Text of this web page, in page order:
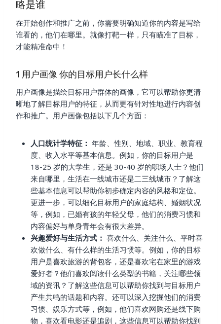
略是谁
在开始创作和推广之前，你需要明确知道你的内容是写给
谁看的，他们在哪里。就像打靶一样，只有瞄准了目标，
才能精准命中！
1 用户画像 你的目标用户长什么样
用户画像是描绘目标用户群体的画像，它可以帮助你更清
晰地了解目标用户的特征，从而更有针对性地进行内容创
作和推广。用户画像包括以下几个方面：
人口统计学特征： 年龄、性别、地域、职业、教育程
度、收入水平等基本信息。例如，你的目标用户是
18-25 岁的大学生，还是 30-40 岁的职场人士？他们
来自哪里，生活在一线城市还是二三线城市？了解这
些基本信息可以帮助你初步确定内容的风格和定位。
更进一步，可以细化目标用户的家庭结构、婚姻状况
等，例如，已婚有孩的年轻父母，他们的消费习惯和
内容偏好与单身青年会有很大差异。
兴趣爱好与生活方式： 喜欢什么、关注什么、平时喜
欢做什么、有什么样的生活习惯等。例如，你的目标
用户是喜欢旅游的背包客，还是喜欢宅在家里的游戏
爱好者？他们喜欢阅读什么类型的书籍，关注哪些领
域的资讯？了解这些信息可以帮助你找到与目标用户
产生共鸣的话题和内容。还可以深入挖掘他们的消费
习惯、娱乐方式等，例如，他们喜欢网购还是线下购
物，喜欢看电影还是追剧，这些信息可以帮助你找到